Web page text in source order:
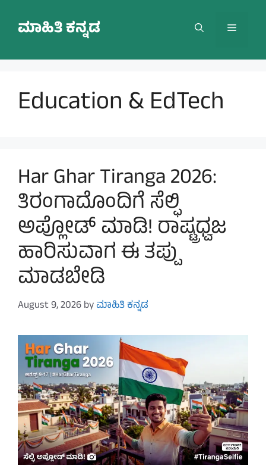
contentಮಾಹಿತಿ ಕನ್ನಡ Menu
Education & EdTech
Har Ghar Tiranga 2026:
ತಿರಂಗಾದೊಂದಿಗೆ ಸೆಲ್ಫಿ
ಅಪ್ಲೋಡ್ ಮಾಡಿ! ರಾಷ್ಟ್ರಧ್ವಜ
ಹಾರಿಸುವಾಗ ಈ ತಪ್ಪು
ಮಾಡಬೇಡಿ
August 9, 2026byಮಾಹಿತಿ ಕನ್ನಡ